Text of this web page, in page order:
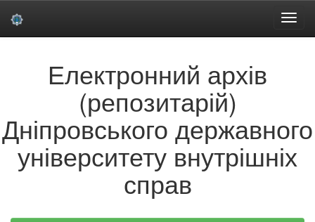
Електронний архів
(репозитарій)
Дніпровського державного
університету внутрішніх
справ